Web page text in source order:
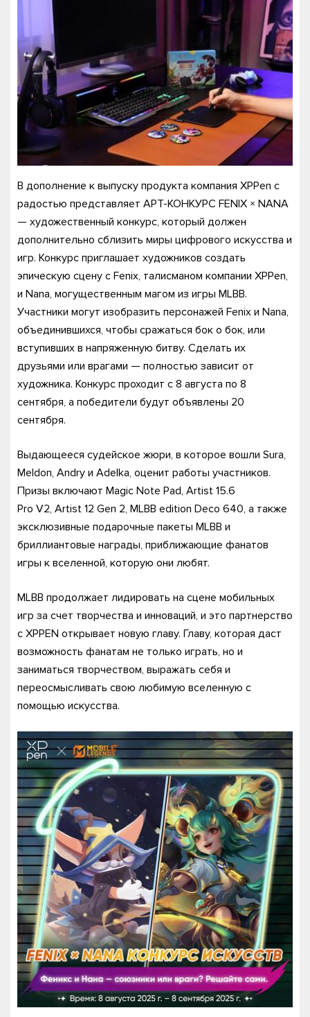
В дополнение к выпуску продукта компания XPPen с
радостью представляет АРТ-КОНКУРС FENIX × NANA
— художественный конкурс, который должен
дополнительно сблизить миры цифрового искусства и
игр. Конкурс приглашает художников создать
эпическую сцену с Fenix, талисманом компании XPPen,
и Nana, могущественным магом из игры MLBB.
Участники могут изобразить персонажей Fenix и Nana,
объединившихся, чтобы сражаться бок о бок, или
вступивших в напряженную битву. Сделать их
друзьями или врагами — полностью зависит от
художника. Конкурс проходит с 8 августа по 8
сентября, а победители будут объявлены 20
сентября.
Выдающееся судейское жюри, в которое вошли Sura,
Meldon, Andry и Adelka, оценит работы участников.
Призы включают Magic Note Pad, Artist 15.6
Pro V2, Artist 12 Gen 2, MLBB edition Deco 640, а также
эксклюзивные подарочные пакеты MLBB и
бриллиантовые награды, приближающие фанатов
игры к вселенной, которую они любят.
MLBB продолжает лидировать на сцене мобильных
игр за счет творчества и инноваций, и это партнерство
с XPPEN открывает новую главу. Главу, которая даст
возможность фанатам не только играть, но и
заниматься творчеством, выражать себя и
переосмысливать свою любимую вселенную с
помощью искусства.